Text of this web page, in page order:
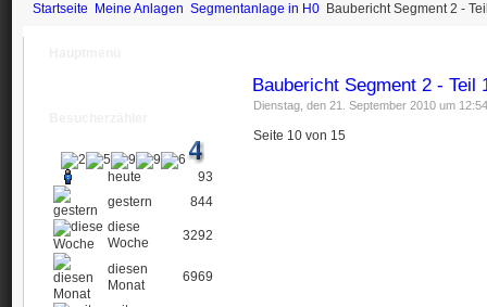
Startseite Meine Anlagen Segmentanlage in H0 Baubericht Segment 2 -
heute
93
gestern
844
diese
Woche
3292
diesen
Monat
6969
Baubericht Segment 2 - Teil
Dienstag, den 21. September 2010 um
Seite 10 von 15